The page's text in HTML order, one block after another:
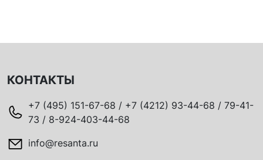
КОНТАКТЫ
+7 (495) 151-67-68 / +7 (4212) 93-44-68 / 79-41-
73 / 8-924-403-44-68
info@resanta.ru